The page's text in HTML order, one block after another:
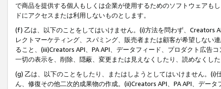
で商品を提供する個人もしくは企業が使用するためのソフトウェアも
ドにアクセスまたは利用しないものとします。
(f) 乙は、以下のことをしてはいけません。(i)方法を問わず、Creators
レクトマーケティング、スパミング、販売者または顧客が希望しない
ること、(iii)Creators API、PA API、データフィード、プロダクト広告
一切の表示を、削除、隠蔽、変更または見えなくしたり、読めなくし
(g) 乙は、以下のことをしたり、またはしようとしてはいけません。
ん、修復その他二次的成果物の作成。(ii)Creators API、PA API、デー